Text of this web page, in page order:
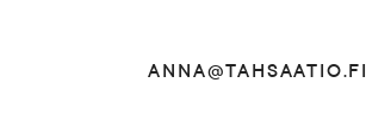
ANNA@TAHSAATIO.FI